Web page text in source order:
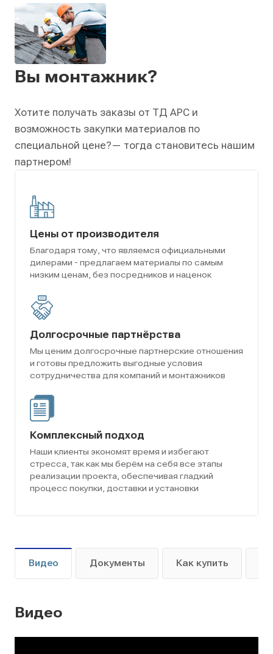
Вы монтажник?
Хотите получать заказы от ТД АРС и
возможность закупки материалов по
специальной цене?— тогда становитесь нашим
партнером!
Цены от производителя
Благодаря тому, что являемся официальными
дилерами - предлагаем материалы по самым
низким ценам, без посредников и наценок
Долгосрочные партнёрства
Мы ценим долгосрочные партнерские отношения
и готовы предложить выгодные условия
сотрудничества для компаний и монтажников
Комплексный подход
Наши клиенты экономят время и избегают
стресса, так как мы берём на себя все этапы
реализации проекта, обеспечивая гладкий
процесс покупки, доставки и установки
Видео Документы Как купить
Видео